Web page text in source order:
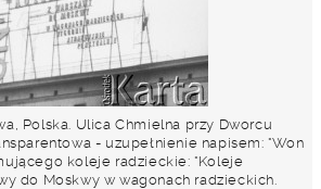
Polska. Ulica Chmielna przy Dworcu
- uzupełnienie napisem: "Won
koleje radzieckie: "Koleje
do Moskwy w wagonach radzieckich.